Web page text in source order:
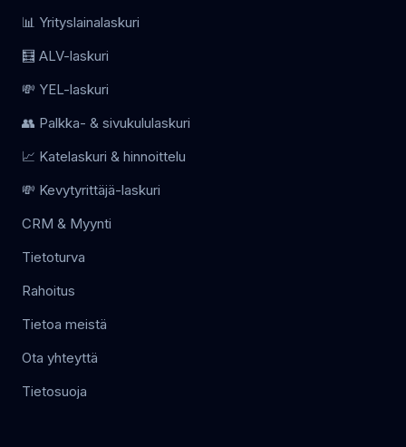
📊 Yrityslainalaskuri
🧮 ALV-laskuri
💸 YEL-laskuri
👥 Palkka- & sivukululaskuri
📈 Katelaskuri & hinnoittelu
💸 Kevytyrittäjä-laskuri
CRM & Myynti
Tietoturva
Rahoitus
Tietoa meistä
Ota yhteyttä
Tietosuoja